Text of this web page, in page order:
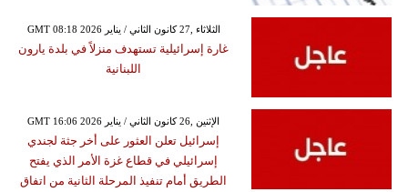
GMT 08:18 2026 الثلاثاء ,27 كانون الثاني / يناير
غارة إسرائيلية تستهدف منزلاً في بلدة يارون
اللبنانية
GMT 16:06 2026 الإثنين ,26 كانون الثاني / يناير
إسرائيل تعلن العثور على أخر جثة لجندي
إسرائيلي في قطاع غزة الأمر الذي يفتح
الطريق أمام تنفيذ المرحلة الثانية من اتفاق